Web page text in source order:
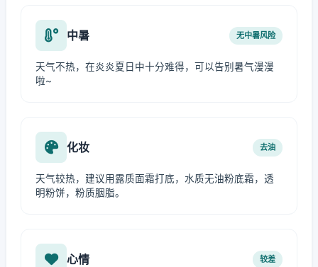
中暑 无中暑风险
天气不热，在炎炎夏日中十分难得，可以告别暑气漫漫
啦~
化妆 去油
天气较热，建议用露质面霜打底，水质无油粉底霜，透
明粉饼，粉质胭脂。
心情 较差